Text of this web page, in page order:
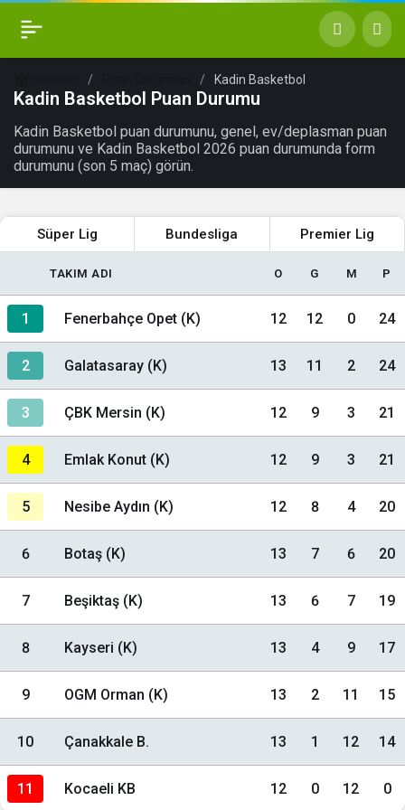
Kadin Basketbol
Kadin Basketbol Puan Durumu
Kadin Basketbol puan durumunu, genel, ev/deplasman puan
durumunu ve Kadin Basketbol 2026 puan durumunda form
durumunu (son 5 maç) görün.
Süper Lig Bundesliga Premier Lig
TAKIM ADI O G M P
1 Fenerbahçe Opet (K) 12 12 0 24
2 Galatasaray (K) 13 11 2 24
3 ÇBK Mersin (K) 12 9 3 21
4 Emlak Konut (K) 12 9 3 21
5 Nesibe Aydın (K) 12 8 4 20
6 Botaş (K) 13 7 6 20
7 Beşiktaş (K) 13 6 7 19
8 Kayseri (K) 13 4 9 17
9 OGM Orman (K) 13 2 11 15
10 Çanakkale B. 13 1 12 14
11 Kocaeli KB 12 0 12 0